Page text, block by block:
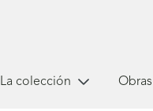
La colección Obras